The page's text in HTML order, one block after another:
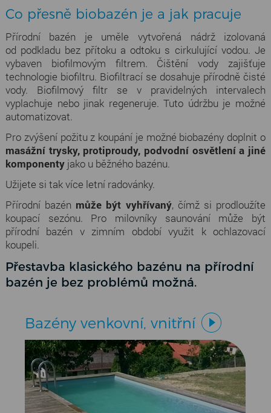
Co přesně biobazén je a jak pracuje
Přírodní bazén je uměle vytvořená nádrž izolovaná
od podkladu bez přítoku a odtoku s cirkulující vodou. Je
vybaven biofilmovým filtrem. Čištění vody zajišťuje
technologie biofiltru. Biofiltrací se dosahuje přírodně čisté
vody. Biofilmový filtr se v pravidelných intervalech
vyplachuje nebo jinak regeneruje. Tuto údržbu je možné
automatizovat.
Pro zvýšení požitu z koupání je možné biobazény doplnit o
masážní trysky, protiproudy, podvodní osvětlení a jiné
komponentyjako u běžného bazénu.
Užijete si tak více letní radovánky.
Přírodní bazén může být vyhřívaný, čímž si prodloužíte
koupací sezónu. Pro milovníky saunování může být
přírodní bazén v zimním období využit k ochlazovací
koupeli.
Přestavba klasického bazénu na přírodní
bazén je bez problémů možná.
Bazény venkovní, vnitřní